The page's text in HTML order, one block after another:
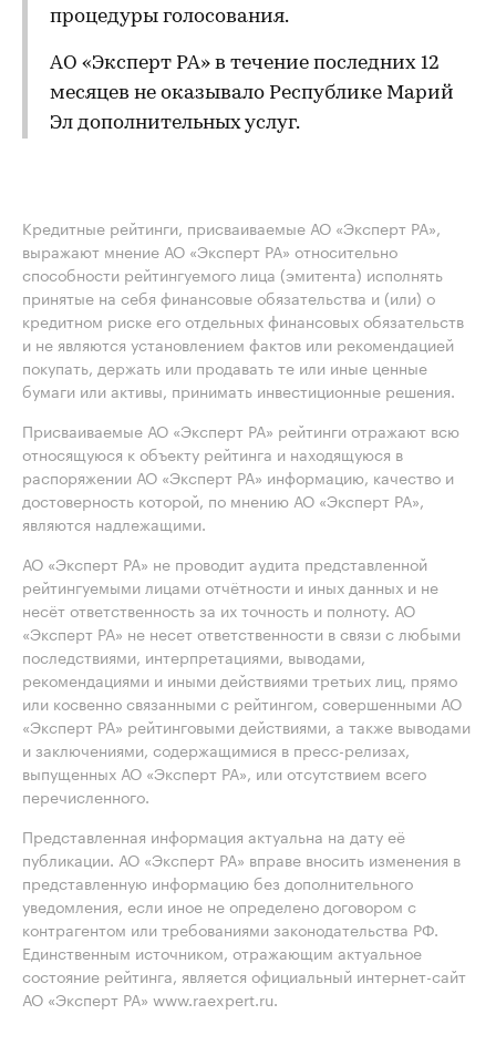
процедуры голосования.
АО «Эксперт РА» в течение последних 12
месяцев не оказывало Республике Марий
Эл дополнительных услуг.
Кредитные рейтинги, присваиваемые АО «Эксперт РА»,
выражают мнение АО «Эксперт РА» относительно
способности рейтингуемого лица (эмитента) исполнять
принятые на себя финансовые обязательства и (или) о
кредитном риске его отдельных финансовых обязательств
и не являются установлением фактов или рекомендацией
покупать, держать или продавать те или иные ценные
бумаги или активы, принимать инвестиционные решения.
Присваиваемые АО «Эксперт РА» рейтинги отражают всю
относящуюся к объекту рейтинга и находящуюся в
распоряжении АО «Эксперт РА» информацию, качество и
достоверность которой, по мнению АО «Эксперт РА»,
являются надлежащими.
АО «Эксперт РА» не проводит аудита представленной
рейтингуемыми лицами отчётности и иных данных и не
несёт ответственность за их точность и полноту. АО
«Эксперт РА» не несет ответственности в связи с любыми
последствиями, интерпретациями, выводами,
рекомендациями и иными действиями третьих лиц, прямо
или косвенно связанными с рейтингом, совершенными АО
«Эксперт РА» рейтинговыми действиями, а также выводами
и заключениями, содержащимися в пресс-релизах,
выпущенных АО «Эксперт РА», или отсутствием всего
перечисленного.
Представленная информация актуальна на дату её
публикации. АО «Эксперт РА» вправе вносить изменения в
представленную информацию без дополнительного
уведомления, если иное не определено договором с
контрагентом или требованиями законодательства РФ.
Единственным источником, отражающим актуальное
состояние рейтинга, является официальный интернет-сайт
АО «Эксперт РА» www.raexpert.ru.